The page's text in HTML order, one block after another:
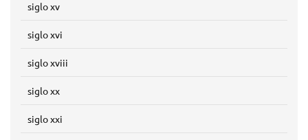
siglo xv
siglo xvi
siglo xviii
siglo xx
siglo xxi